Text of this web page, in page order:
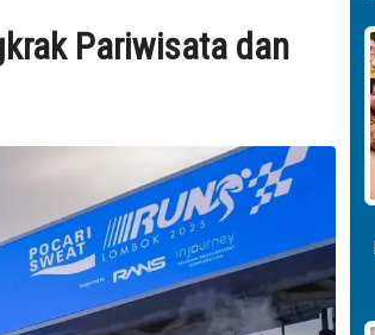
Pariwisata dan